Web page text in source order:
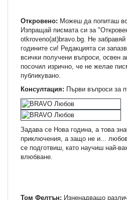
Откровено: Можеш да попиташ
Изпращай писмата си за
otkroveno(at)bravo.bg. Не
годините си! Редакцията си
всички получени въпроси, освен
посочил изрично, че не желае
публикувано.
Консултация: Първи въпроси за
Задава се Нова година, а това
приключения, а защо не и...
се подготвиш, като научиш най-
влюбване.
Том Фелтън: Изненадващо